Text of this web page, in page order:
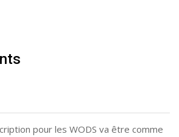
pour les WODS va être comme